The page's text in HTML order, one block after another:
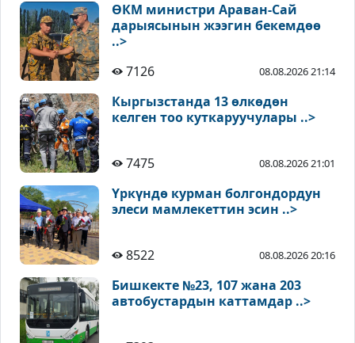
ӨКМ министри Араван-Сай
дарыясынын жээгин бекемдөө
..>
7126
08.08.2026 21:14
Кыргызстанда 13 өлкөдөн
келген тоо куткаруучулары ..>
7475 08.08.2026 21:01
Үркүндө курман болгондордун
элеси мамлекеттин эсин ..>
8522 08.08.2026 20:16
Бишкекте №23, 107 жана 203
автобустардын каттамдар ..>